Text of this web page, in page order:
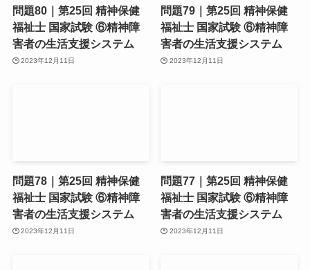
問題80｜第25回 精神保健
福祉士 国家試験 ⑥精神障
害者の生活支援システム
2023年12月11日
問題79｜第25回 精神保健
福祉士 国家試験 ⑥精神障
害者の生活支援システム
2023年12月11日
問題78｜第25回 精神保健
福祉士 国家試験 ⑥精神障
害者の生活支援システム
2023年12月11日
問題77｜第25回 精神保健
福祉士 国家試験 ⑥精神障
害者の生活支援システム
2023年12月11日